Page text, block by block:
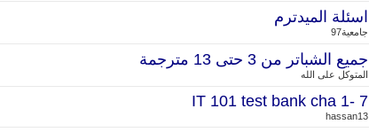
اسئلة الميدترم
جامعية97
جميع الشباتر من 3 حتى 13 مترجمة
المتوكل على الله
IT 101 test bank cha 1- 7
hassan13